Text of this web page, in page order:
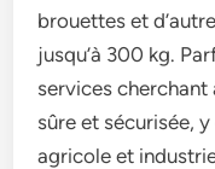
brouettes et
jusqu’à 300 kg.
services
sûre et sécurisée,
agricole et